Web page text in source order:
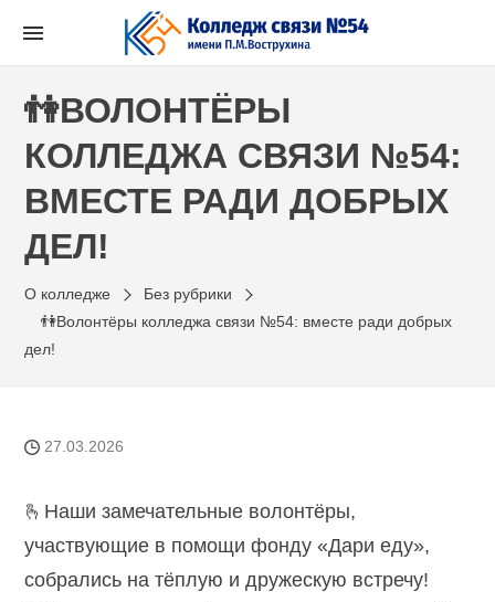
👫ВОЛОНТЁРЫ
КОЛЛЕДЖА СВЯЗИ №54:
ВМЕСТЕ РАДИ ДОБРЫХ
ДЕЛ!
О колледже
Без рубрики
👫Волонтёры колледжа связи №54: вместе ради добрых
дел!
27.03.2026
🫰Наши замечательные волонтёры,
участвующие в помощи фонду «Дари еду»,
собрались на тёплую и дружескую встречу!